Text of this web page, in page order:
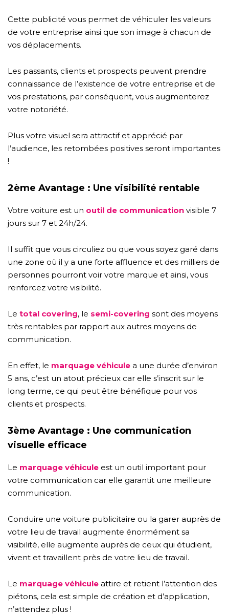
Cette publicité vous permet de véhiculer les valeurs
de votre entreprise ainsi que son image à chacun de
vos déplacements.
Les passants, clients et prospects peuvent prendre
connaissance de l’existence de votre entreprise et de
vos prestations, par conséquent, vous augmenterez
votre notoriété.
Plus votre visuel sera attractif et apprécié par
l’audience, les retombées positives seront importantes
!
2ème Avantage : Une visibilité rentable
Votre voiture est un outil de communication visible 7
jours sur 7 et 24h/24.
Il suffit que vous circuliez ou que vous soyez garé dans
une zone où il y a une forte affluence et des milliers de
personnes pourront voir votre marque et ainsi, vous
renforcez votre visibilité.
Le total covering, le semi-covering sont des moyens
très rentables par rapport aux autres moyens de
communication.
En effet, le marquage véhicule a une durée d’environ
5 ans, c’est un atout précieux car elle s’inscrit sur le
long terme, ce qui peut être bénéfique pour vos
clients et prospects.
3ème Avantage : Une communication
visuelle efficace
Le marquage véhicule est un outil important pour
votre communication car elle garantit une meilleure
communication.
Conduire une voiture publicitaire ou la garer auprès de
votre lieu de travail augmente énormément sa
visibilité, elle augmente auprès de ceux qui étudient,
vivent et travaillent près de votre lieu de travail.
Le marquage véhicule attire et retient l’attention des
piétons, cela est simple de création et d’application,
n’attendez plus !